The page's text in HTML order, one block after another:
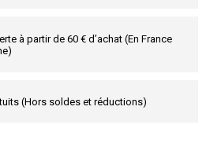
à partir de 60 € d’achat (En France
(Hors soldes et réductions)